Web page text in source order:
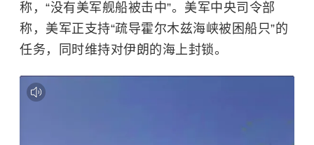
称，“没有美军舰船被击中”。美军中央司令部
称，美军正支持“疏导霍尔木兹海峡被困船只”的
任务，同时维持对伊朗的海上封锁。